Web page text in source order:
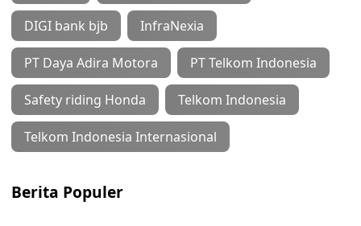
DIGI bank bjb InfraNexia
PT Daya Adira Motora PT Telkom Indonesia
Safety riding Honda Telkom Indonesia
Telkom Indonesia Internasional
Berita Populer